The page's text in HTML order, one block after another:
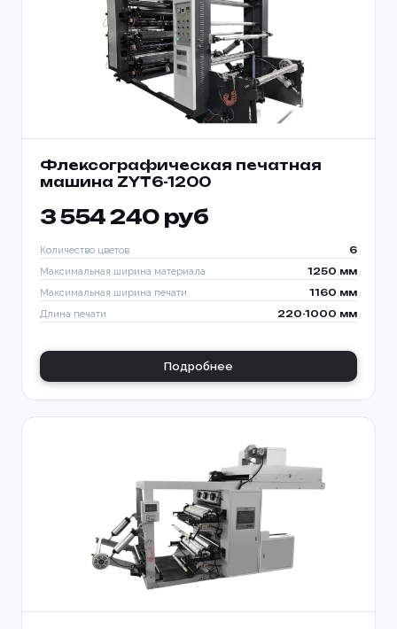
Флексографическая печатная
машина ZYT6-1200
3 554 240 руб
Количество цветов 6
Максимальная ширина материала 1250 мм
Максимальная ширина печати 1160 мм
Длина печати 220-1000 мм
Подробнее